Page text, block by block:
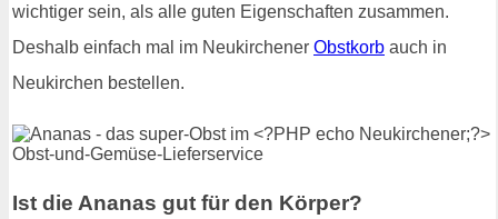
wichtiger sein, als alle guten Eigenschaften zusammen.
Deshalb einfach mal im Neukirchener Obstkorb auch in
Neukirchen bestellen.
Ist die Ananas gut für den Körper?